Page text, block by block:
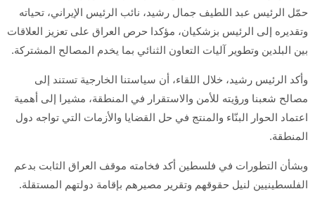
حمّل الرئيس عبد اللطيف جمال رشيد، نائب الرئيس الإيراني، تحياته
وتقديره إلى الرئيس بزشكيان، مؤكدا حرص العراق على تعزيز العلاقات
بين البلدين وتطوير آليات التعاون الثنائي بما يخدم المصالح المشتركة.
وأكد الرئيس رشيد، خلال اللقاء، أن سياستنا الخارجية تستند إلى
مصالح شعبنا ورؤيته للأمن والاستقرار في المنطقة، مشيرا إلى أهمية
اعتماد الحوار البنّاء والمنتج في حل القضايا والأزمات التي تواجه دول
المنطقة.
وبشأن التطورات في فلسطين أكد فخامته موقف العراق الثابت بدعم
الفلسطينيين لنيل حقوقهم وتقرير مصيرهم بإقامة دولتهم المستقلة.